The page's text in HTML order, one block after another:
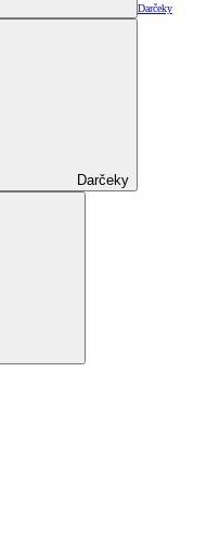
Darčeky
Darčeky